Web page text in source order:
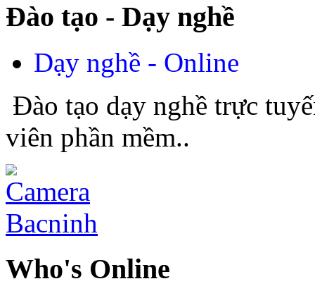
Đào tạo - Dạy nghề
Dạy nghề - Online
Đào tạo dạy nghề trực
viên phần mềm..
Who's Online